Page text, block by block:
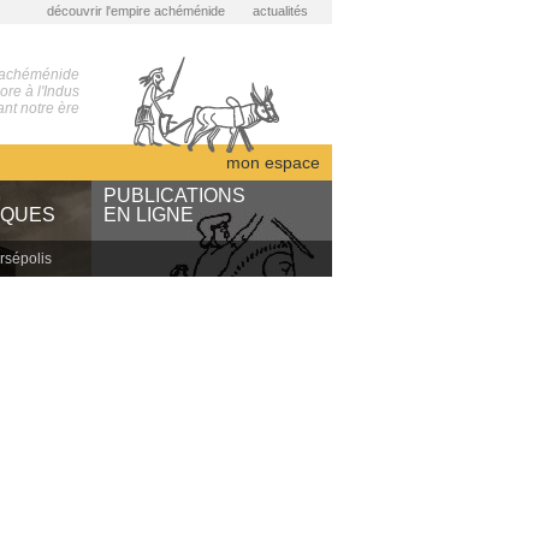
découvrir l'empire achéménide actualités
à l'Indus
notre ère
mon espace
PUBLICATIONS
EN LIGNE